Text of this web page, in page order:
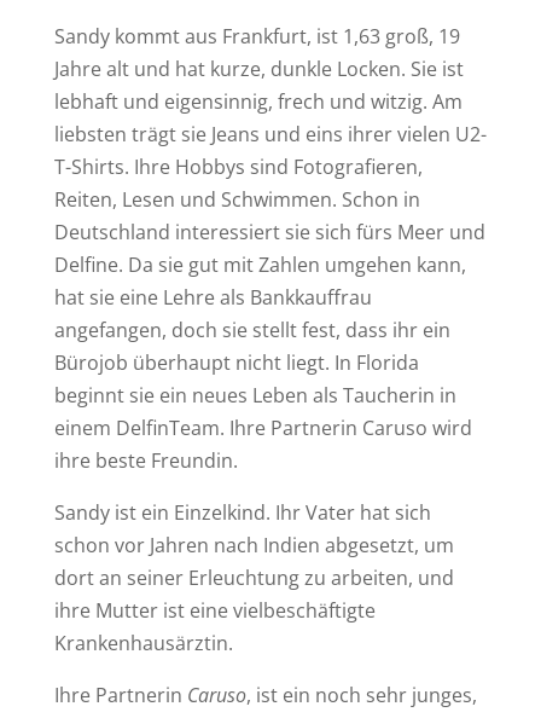
Sandy kommt aus Frankfurt, ist 1,63 groß, 19
Jahre alt und hat kurze, dunkle Locken. Sie ist
lebhaft und eigensinnig, frech und witzig. Am
liebsten trägt sie Jeans und eins ihrer vielen U2-
T-Shirts. Ihre Hobbys sind Fotografieren,
Reiten, Lesen und Schwimmen. Schon in
Deutschland interessiert sie sich fürs Meer und
Delfine. Da sie gut mit Zahlen umgehen kann,
hat sie eine Lehre als Bankkauffrau
angefangen, doch sie stellt fest, dass ihr ein
Bürojob überhaupt nicht liegt. In Florida
beginnt sie ein neues Leben als Taucherin in
einem DelfinTeam. Ihre Partnerin Caruso wird
ihre beste Freundin.
Sandy ist ein Einzelkind. Ihr Vater hat sich
schon vor Jahren nach Indien abgesetzt, um
dort an seiner Erleuchtung zu arbeiten, und
ihre Mutter ist eine vielbeschäftigte
Krankenhausärztin.
Ihre Partnerin Caruso, ist ein noch sehr junges,